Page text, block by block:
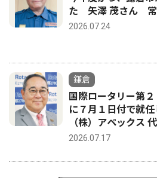
た 矢澤 茂さん
2026.07.24
鎌倉
国際ロータリー第
に７月１日付で就
（株）アペックス
2026.07.17